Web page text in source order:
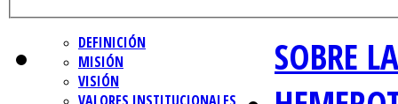
SOBRE
DEFINICIÓN
MISIÓN
VISIÓN
VALORES INSTITUCIONALES